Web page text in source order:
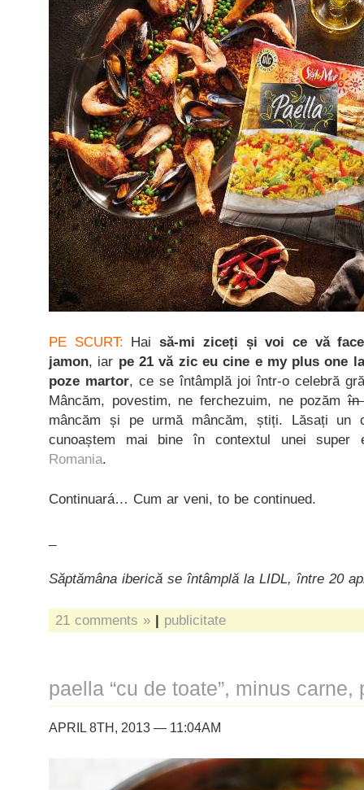
PE SCURT: Hai să-mi ziceți și voi ce vă
jamon, iar pe 21 vă zic eu cine e my plus one
poze martor, ce se întâmplă joi într-o celebră
Mâncăm, povestim, ne ferchezuim, ne pozămîn
mâncăm și pe urmă mâncăm, știți. Lăsați un
cunoaștem mai bine în contextul unei super
Romania.
Continuará… Cum ar veni, to be continued.
Săptămâna iberică se întâmplă la LIDL, între 20
21 comments » | publicitate
paella “cu de toate”, minus
APRIL 8TH, 2013 — 11:04AM